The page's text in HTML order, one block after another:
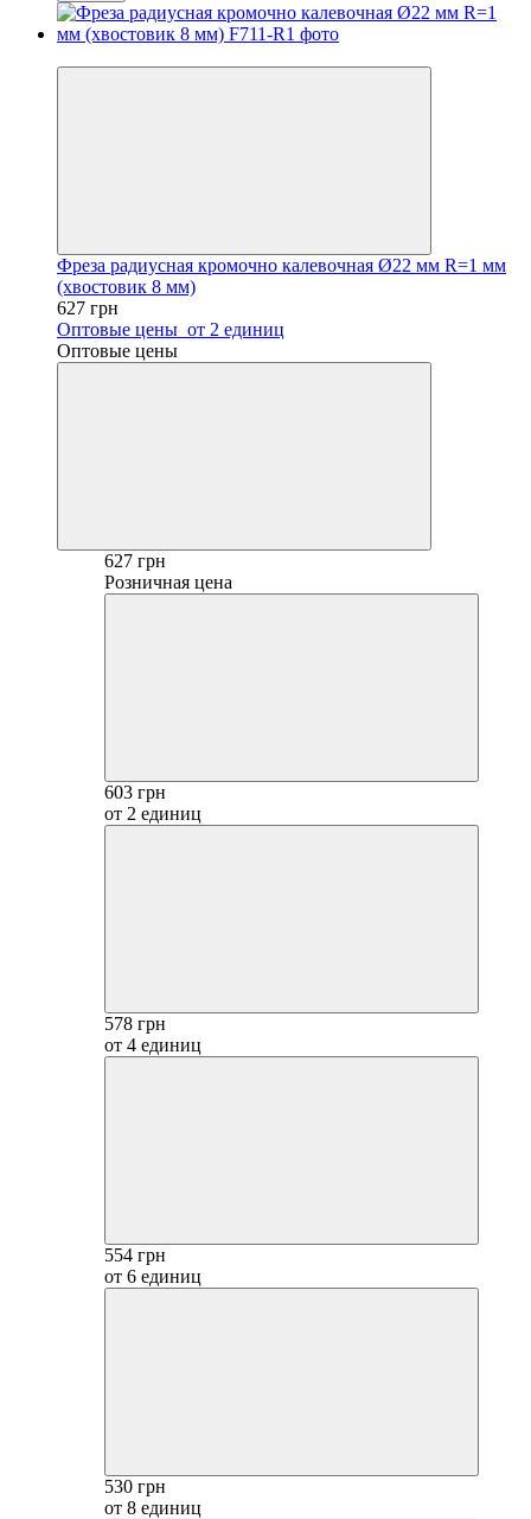
Фреза радиусная кромочно калевочная Ø22 мм R=1 мм
(хвостовик 8 мм)
627 грн
Оптовые цены от 2 единиц
Оптовые цены
627 грн
Розничная цена
603 грн
от 2 единиц
578 грн
от 4 единиц
554 грн
от 6 единиц
530 грн
от 8 единиц